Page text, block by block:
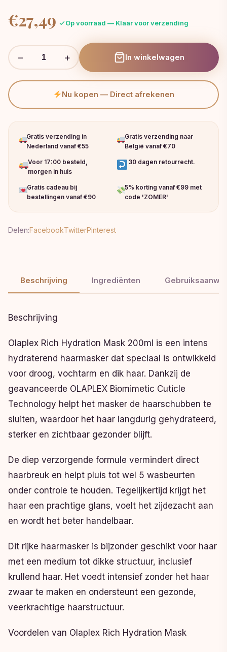
€27,49 Op voorraad — Klaar voor verzending
− + In winkelwagen
Nu kopen — Direct afrekenen
Gratis verzending in
Nederland vanaf €55
Gratis verzending naar
België vanaf €70
Voor 17:00 besteld,
morgen in huis
30 dagen retourrecht.
Gratis cadeau bij
bestellingen vanaf €90
5% korting vanaf €99 met
code 'ZOMER'
Delen:FacebookTwitterPinterest
Beschrijving Ingrediënten
Beschrijving
Olaplex Rich Hydration Mask 200ml is een intens
hydraterend haarmasker dat speciaal is ontwikkeld
voor droog, vochtarm en dik haar. Dankzij de
geavanceerde OLAPLEX Biomimetic Cuticle
Technology helpt het masker de haarschubben te
sluiten, waardoor het haar langdurig gehydrateerd,
sterker en zichtbaar gezonder blijft.
De diep verzorgende formule vermindert direct
haarbreuk en helpt pluis tot wel 5 wasbeurten
onder controle te houden. Tegelijkertijd krijgt het
haar een prachtige glans, voelt het zijdezacht aan
en wordt het beter handelbaar.
Dit rijke haarmasker is bijzonder geschikt voor haar
met een medium tot dikke structuur, inclusief
krullend haar. Het voedt intensief zonder het haar
zwaar te maken en ondersteunt een gezonde,
veerkrachtige haarstructuur.
Voordelen van Olaplex Rich Hydration Mask